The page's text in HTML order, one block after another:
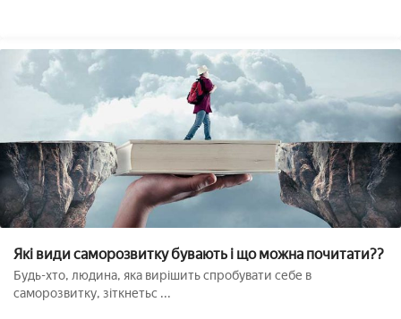
Які види саморозвитку бувають і що можна почитати??
Будь-хто, людина, яка вирішить спробувати себе в
саморозвитку, зіткнетьс ...